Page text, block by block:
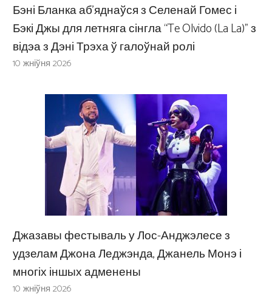
Бэні Бланка аб’яднаўся з Селенай Гомес і
Бэкі Джы для летняга сінгла “Te Olvido (La La)” з
відэа з Дэні Трэха ў галоўнай ролі
10 жніўня 2026
Джазавы фестываль у Лос-Анджэлесе з
удзелам Джона Леджэнда, Джанель Монэ і
многіх іншых адменены
10 жніўня 2026